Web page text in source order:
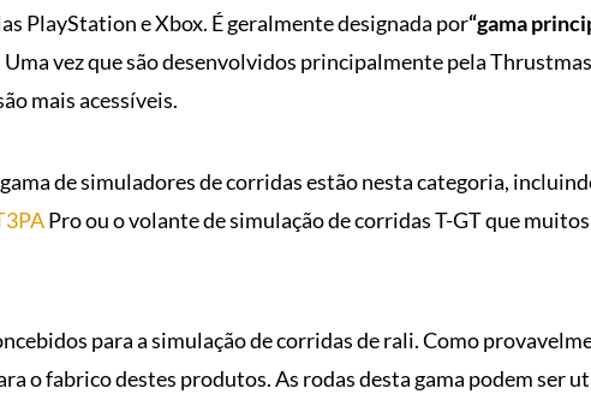
PlayStation e Xbox. É geralmente designada por“gama
vez que são desenvolvidos principalmente pela
mais acessíveis.
de simuladores de corridas estão nesta categoria,
Pro ou o volante de simulação de corridas T-GT que muitos
para a simulação de corridas de rali. Como
o fabrico destes produtos. As rodas desta gama podem ser